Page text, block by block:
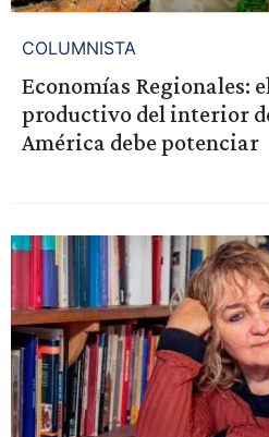
COLUMNISTA
Economías Regionales:
productivo del interior
América debe potenciar